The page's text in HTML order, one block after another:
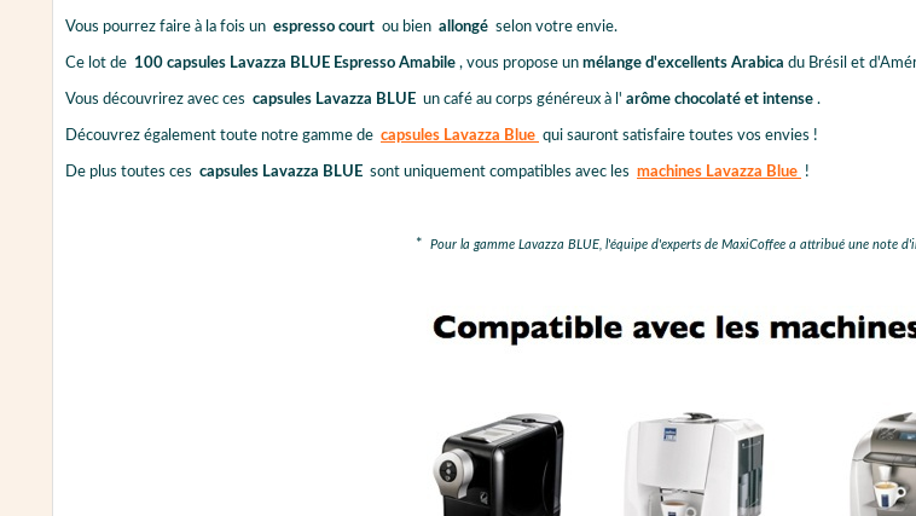
Vous pourrez faire à la fois un espresso court ou bien allongé selon votre envie.
Ce lot de 100 capsules Lavazza BLUE Espresso Amabile , vous propose un mélange d'excellents Arabica du Brésil et
Vous découvrirez avec ces capsules Lavazza BLUE un café au corps généreux à l' arôme chocolaté et intense .
Découvrez également toute notre gamme de capsules Lavazza Blue qui sauront satisfaire toutes vos envies !
De plus toutes ces capsules Lavazza BLUE sont uniquement compatibles avec les machines Lavazza Blue !
* Pour la gamme Lavazza BLUE, l'équipe d'experts de MaxiCoffee a attribué une note